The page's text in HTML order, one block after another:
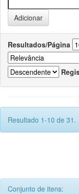
Resultados/Página
Resultado 1-10 de 31.
Conjunto de itens: